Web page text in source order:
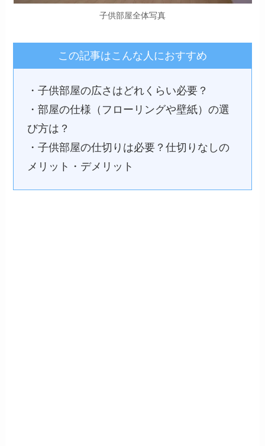
子供部屋全体写真
この記事はこんな人におすすめ
・子供部屋の広さはどれくらい必要？
・部屋の仕様（フローリングや壁紙）の選
び方は？
・子供部屋の仕切りは必要？仕切りなしの
メリット・デメリット